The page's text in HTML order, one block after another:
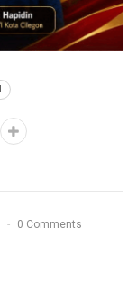
0 Comments